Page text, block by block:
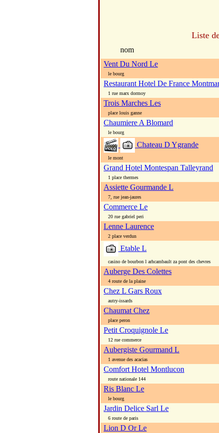
Liste
nom
Vent Du Nord Le
le bourg
Restaurant Hotel De France
1 rue marx dormoy
Trois Marches Les
place louis ganne
Chaumiere A Blomard
le bourg
Chateau D Ygrande
le mont
Grand Hotel Montespan Talleyrand
1 place thermes
Assiette Gourmande L
7, rue jean-jaures
Commerce Le
20 rue gabriel peri
Lenne Laurence
2 place verdun
Etable L
casino de bourbon l arhcambault za pont des chevres
Auberge Des Colettes
4 route de la plaine
Chez L Gars Roux
autry-issards
Chaumat Chez
place peron
Petit Croquignole Le
12 rue commerce
Aubergiste Gourmand L
1 avenue des acacias
Comfort Hotel Montlucon
route nationale 144
Ris Blanc Le
le bourg
Jardin Delice Sarl Le
6 route de paris
Lion D Or Le